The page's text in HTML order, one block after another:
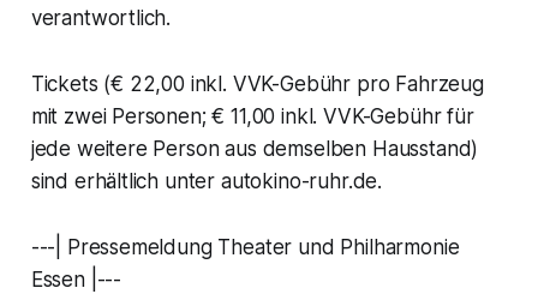
verantwortlich.
Tickets (€ 22,00 inkl. VVK-Gebühr pro Fahrzeug
mit zwei Personen; € 11,00 inkl. VVK-Gebühr für
jede weitere Person aus demselben Hausstand)
sind erhältlich unter autokino-ruhr.de.
---| Pressemeldung Theater und Philharmonie
Essen |---